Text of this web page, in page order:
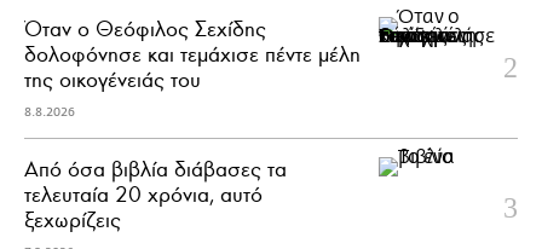
Όταν ο Θεόφιλος Σεχίδης
δολοφόνησε και τεμάχισε πέντε μέλη
της οικογένειάς του
8.8.2026
Από όσα βιβλία διάβασες τα
τελευταία 20 χρόνια, αυτό
ξεχωρίζεις